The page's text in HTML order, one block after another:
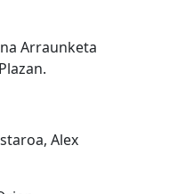
Arraunketa
Alex